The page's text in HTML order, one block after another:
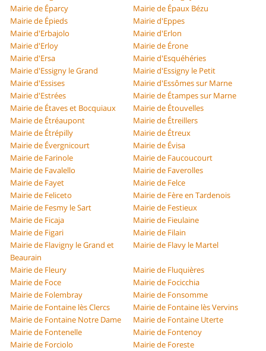
Mairie de Éparcy
Mairie de Épaux Bézu
Mairie de Épieds
Mairie d'Eppes
Mairie d'Erbajolo
Mairie d'Erlon
Mairie d'Erloy
Mairie de Érone
Mairie d'Ersa
Mairie d'Esquéhéries
Mairie d'Essigny le Grand
Mairie d'Essigny le Petit
Mairie d'Essises
Mairie d'Essômes sur Marne
Mairie d'Estrées
Mairie de Étampes sur Marne
Mairie de Étaves et Bocquiaux
Mairie de Étouvelles
Mairie de Étréaupont
Mairie de Étreillers
Mairie de Étrépilly
Mairie de Étreux
Mairie de Évergnicourt
Mairie de Évisa
Mairie de Farinole
Mairie de Faucoucourt
Mairie de Favalello
Mairie de Faverolles
Mairie de Fayet
Mairie de Felce
Mairie de Feliceto
Mairie de Fère en Tardenois
Mairie de Fesmy le Sart
Mairie de Festieux
Mairie de Ficaja
Mairie de Fieulaine
Mairie de Figari
Mairie de Filain
Mairie de Flavigny le Grand et
Beaurain
Mairie de Flavy le Martel
Mairie de Fleury
Mairie de Fluquières
Mairie de Foce
Mairie de Focicchia
Mairie de Folembray
Mairie de Fonsomme
Mairie de Fontaine lès Clercs
Mairie de Fontaine lès Vervins
Mairie de Fontaine Notre Dame
Mairie de Fontaine Uterte
Mairie de Fontenelle
Mairie de Fontenoy
Mairie de Forciolo
Mairie de Foreste